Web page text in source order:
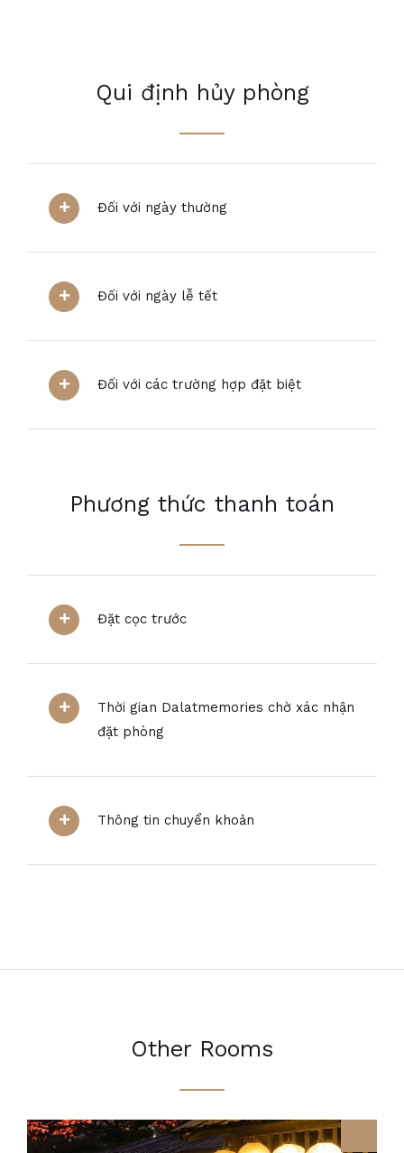
Qui định hủy phòng
Đối với ngày thường
Đối với ngày lễ tết
Đối với các trường hợp đặt biệt
Phương thức thanh toán
Đặt cọc trước
Thời gian Dalatmemories chờ xác nhận
đặt phòng
Thông tin chuyển khoản
Other Rooms